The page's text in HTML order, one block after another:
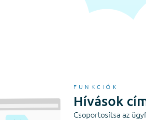
FUNKCIÓK
Hívások
Csoportosítsa az